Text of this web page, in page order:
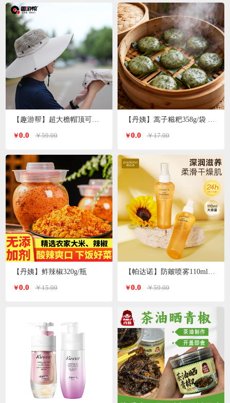
【趣游帮】超大檐帽顶可拆卸防晒帽（S-2308）
￥0.0 ￥59.00
【丹姨】鲊辣椒320g/瓶
￥0.0 ￥15.00
【丹姨】蒿子糍粑358g/袋 6个装（甜味）
￥0.0 ￥17.00
￥0.0 ￥59.00